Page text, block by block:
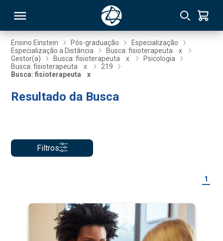
Ensino Einstein Pós-graduação
Especialização
Especialização a Distância
Busca: fisioterapeuta
x
Gestor(a)
Busca: fisioterapeuta x
Psicologia
Busca: fisioterapeuta
x
219
Busca: fisioterapeuta
x
Resultado da Busca
Filtros
1